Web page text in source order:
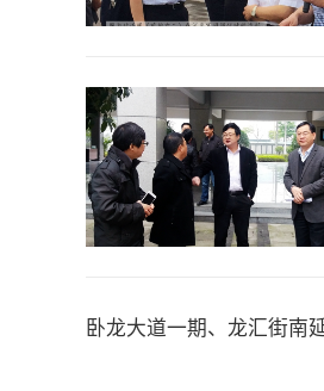
卧龙大道一期、龙汇街南